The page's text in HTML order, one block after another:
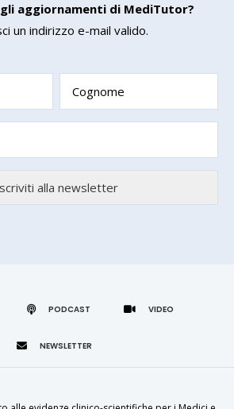
aggiornamenti di MediTutor?
un indirizzo e-mail valido.
Cognome